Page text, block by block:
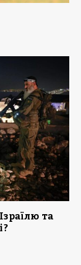
та